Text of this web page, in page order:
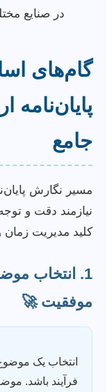
در صنایع
گام‌های
جامع
مسیر نگارش
نیازمند دقت و
کلید مدیریت
1. انتخاب
موفقیت 🚀
انتخاب یک
فرآیند باشد.